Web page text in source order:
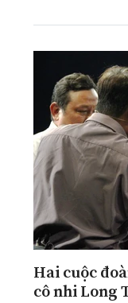
Thế
ĐA
Quan
Xi
Bạn
Hai cuộc
cô nhi Long